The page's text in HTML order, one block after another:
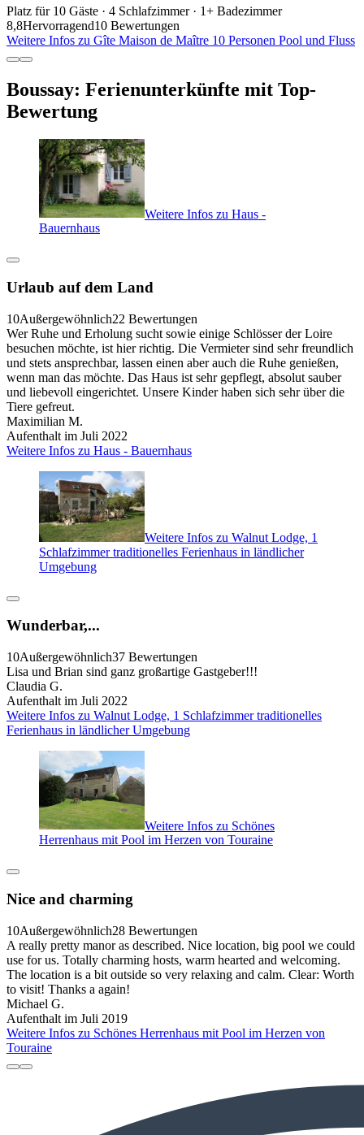
Platz für 10 Gäste · 4 Schlafzimmer · 1+ Badezimmer
8,8Hervorragend10 Bewertungen
Weitere Infos zu Gîte Maison de Maître 10 Personen Pool und Fluss
Boussay: Ferienunterkünfte mit Top-
Bewertung
Weitere Infos zu Haus -
Bauernhaus
Urlaub auf dem Land
10Außergewöhnlich22 Bewertungen
Wer Ruhe und Erholung sucht sowie einige Schlösser der Loire
besuchen möchte, ist hier richtig. Die Vermieter sind sehr freundlich
und stets ansprechbar, lassen einen aber auch die Ruhe genießen,
wenn man das möchte. Das Haus ist sehr gepflegt, absolut sauber
und liebevoll eingerichtet. Unsere Kinder haben sich sehr über die
Tiere gefreut.
Maximilian M.
Aufenthalt im Juli 2022
Weitere Infos zu Haus - Bauernhaus
Weitere Infos zu Walnut Lodge, 1
Schlafzimmer traditionelles Ferienhaus in ländlicher
Umgebung
Wunderbar,...
10Außergewöhnlich37 Bewertungen
Lisa und Brian sind ganz großartige Gastgeber!!!
Claudia G.
Aufenthalt im Juli 2022
Weitere Infos zu Walnut Lodge, 1 Schlafzimmer traditionelles
Ferienhaus in ländlicher Umgebung
Weitere Infos zu Schönes
Herrenhaus mit Pool im Herzen von Touraine
Nice and charming
10Außergewöhnlich28 Bewertungen
A really pretty manor as described. Nice location, big pool we could
use for us. Totally charming hosts, warm hearted and welcoming.
The location is a bit outside so very relaxing and calm. Clear: Worth
to visit! Thanks a again!
Michael G.
Aufenthalt im Juli 2019
Weitere Infos zu Schönes Herrenhaus mit Pool im Herzen von
Touraine